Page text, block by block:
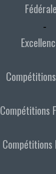
-
Compétitions
Compétitions